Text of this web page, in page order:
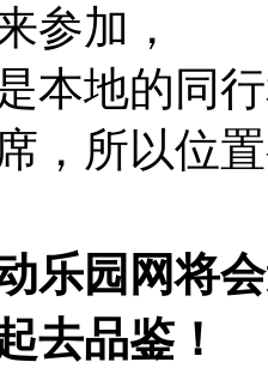
参加，
本地的同
，所以位
乐园网将
去品鉴！